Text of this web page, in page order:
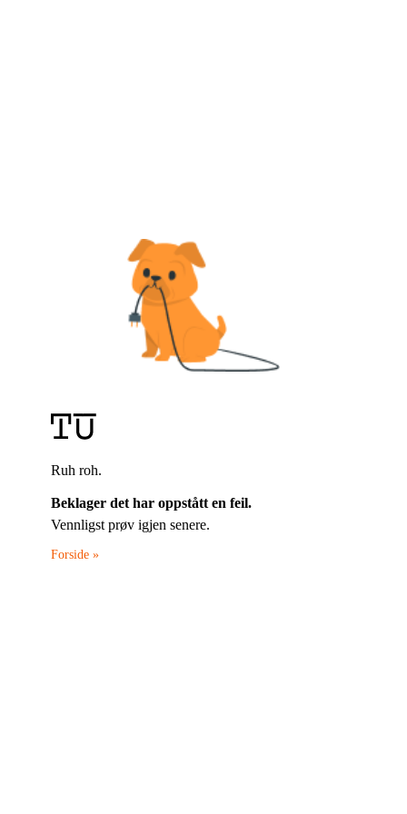
Ruh roh.
Beklager det har oppstått en feil.
Vennligst prøv igjen senere.
Forside »